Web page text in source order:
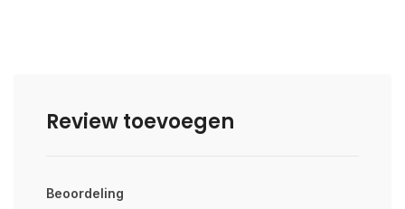
Review toevoegen
Beoordeling